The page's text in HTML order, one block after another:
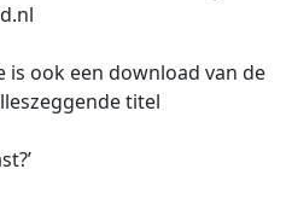
is ook een download van de
titel